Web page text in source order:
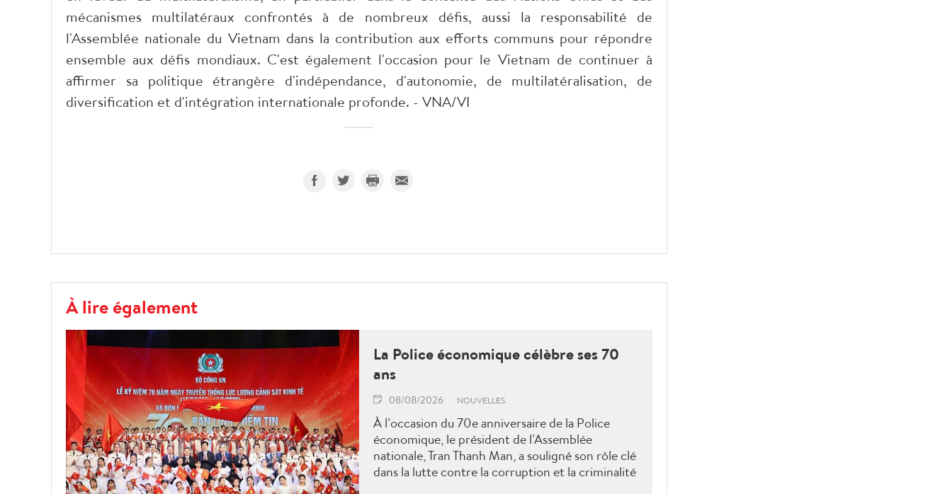
mécanismes multilatéraux confrontés à de nombreux défis, aussi la responsabilité de
l'Assemblée nationale du Vietnam dans la contribution aux efforts communs pour répondre
ensemble aux défis mondiaux. C'est également l'occasion pour le Vietnam de continuer à
affirmer sa politique étrangère d'indépendance, d'autonomie, de multilatéralisation, de
diversification et d'intégration internationale profonde. - VNA/VI
À lire également
La Police économique célèbre ses 70
ans
08/08/2026 NOUVELLES
À l’occasion du 70e anniversaire de la Police
économique, le président de l’Assemblée
nationale, Tran Thanh Man, a souligné son rôle clé
dans la lutte contre la corruption et la criminalité